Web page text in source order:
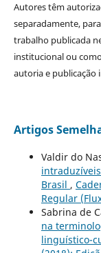
Autores têm
separadamente,
trabalho publicada
institucional ou
autoria e publicação
Artigos
Valdir do
Brasil ,
Regular
Sabrina de
na
linguístico-